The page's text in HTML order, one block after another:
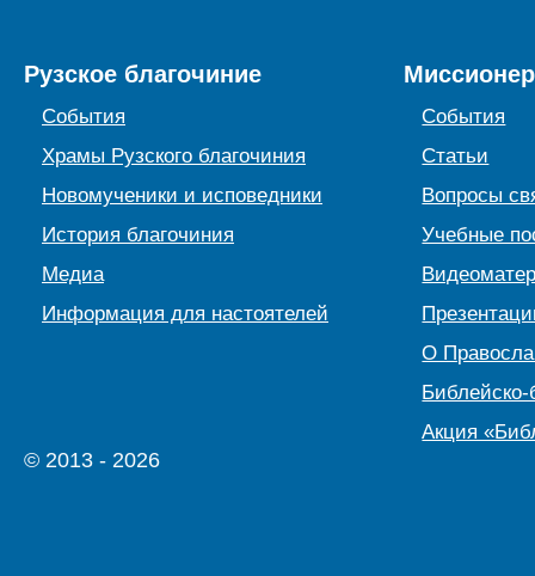
Рузское благочиние
События
Храмы Рузского благочиния
Новомученики и исповедники
История благочиния
Медиа
Информация для настоятелей
События
Статьи
Вопросы
Учебные
О
Библейско-
Акция
© 2013 - 2026